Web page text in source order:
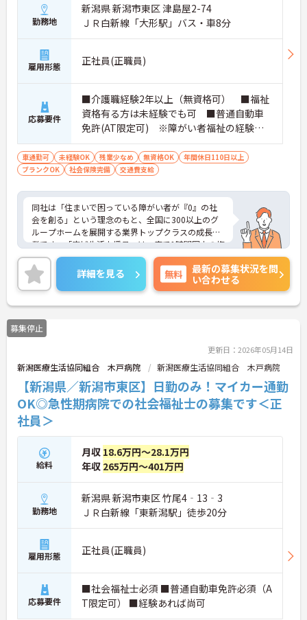
があり、20代から60代まで幅広い年代が活躍してい
ます。年間休日も114日確保されているため、無理
なく長期的なキャリアを築いていただけます。
・全施設がバリアフリー設計かつ最新設備を備えて
おり、清潔感にあふれた美しい環境です。ハード面
に加え、ソフト面でも「献立の事前決定・レシピ完
備」により現場の負担が大幅に軽減されています。
ご利用者様の安全性はもちろん、働くスタッフにと
っても身体的負担が少なく、高いモチベーションを
保って業務に集中できます。
勤務地
新潟県 新潟市東区 津島屋2-74
ＪＲ白新線「大形駅」バス・車8分
雇用形態 正社員(正職員)
応募要件
■介護職経験2年以上（無資格可） ■福祉
資格有る方は未経験でも可 ■普通自動車
免許(AT限定可) ※障がい者福祉の経験は
不問です。※実務経験2年以上の方、障がい
者福祉に関する経験をお持ちの方大歓迎
車通勤可 未経験OK 残業少なめ 無資格OK
年間休日110日以上
ブランクOK
社会保険完備 交通費支給
同社は「住まいで困っている障がい者が『0』の社
会を創る」という理念のもと、全国に300以上のグ
ループホームを展開する業界トップクラスの成長企
業です。「広域生活支援員」は、車で1時間圏内の複
数施設を横断的に担当し、現場支援とパートスタッ
フのサポートを行うハイクラスなポジションです。
最新設備とバリアフリーが完備され、スタッフの身
体的負担が少なく、広域手当5万円が付与されるこ
とで高い給与水準を実現しています。年間休日114
日の確保や、献立・レシピの完全標準化による業務
効率化など、ワークライフバランスを保ちながら定
います。複数施設を経験することで培われるマネジ
メント視点は、将来的なエリアマネージャーへのキ
ャリアアップにも直結しており、最新の環境で専門
性を発揮したいプロフェッショナルの方にお勧めで
す。
★おすすめPOINT★
ームのパートスタッフの教育やサポートにも携わる
ことができ、現場の介助業務にとどまらず、施設運
ネージャー候補としてのステップアップに直結しま
す。
・定年70歳、再雇用75歳までという業界屈指の制度
があり、20代から60代まで幅広い年代が活躍してい
ます。年間休日も114日確保されているため、無理
なく長期的なキャリアを築いていただけます。
に加え、ソフト面でも「献立の事前決定・レシピ完
備」により現場の負担が大幅に軽減されています。
詳細を見る 無料
最新の募集状況を問
い合わせる
募集停止
更新日：2026年05月14日
新潟医療生活協同組合 木戸病院 新潟医療生活協同組合 木戸病院
【新潟県／新潟市東区】日勤のみ！マイカー通勤
OK◎急性期病院での社会福祉士の募集です＜正
社員＞
給料
月収 18.6万円～28.1万円
年収 265万円～401万円
勤務地
新潟県 新潟市東区 竹尾4‐13‐3
ＪＲ白新線「東新潟駅」徒歩20分
雇用形態 正社員(正職員)
応募要件
■社会福祉士必須 ■普通自動車免許必須（A
T限定可） ■経験あれば尚可